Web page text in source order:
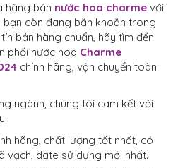
hàng bán nước hoa charme với
bạn còn đang băn khoăn trong
bán hàng chuẩn, hãy tìm đến
phối nước hoa Charme
chính hãng, vận chuyển toàn
ngành, chúng tôi cam kết với
hãng, chất lượng tốt nhất, có
vạch, date sử dụng mới nhất.